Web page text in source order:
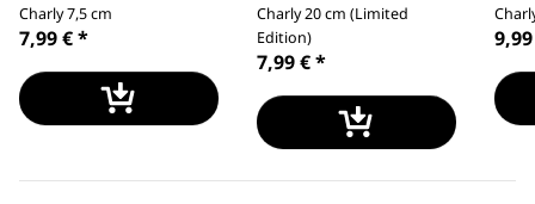
Charly 7,5 cm
7,99 €*
Charly 20 cm (Limited
Edition)
7,99 €*